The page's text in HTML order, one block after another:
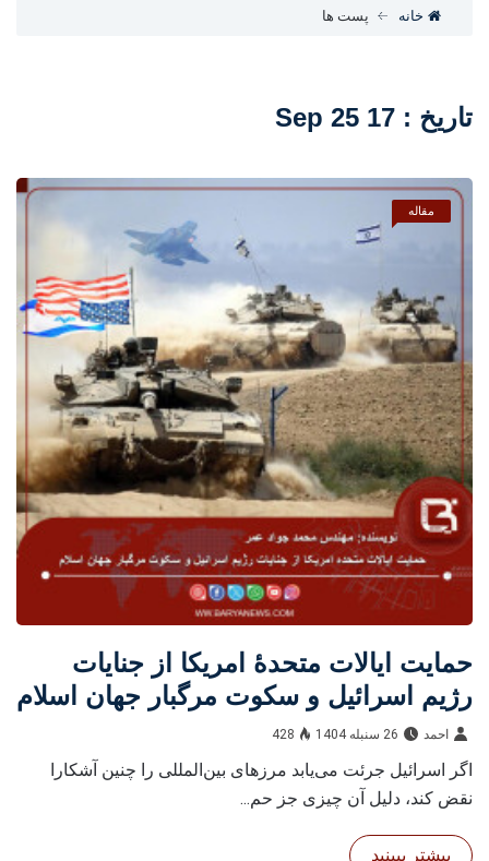
خانه پست ها
تاریخ : 17 Sep 25
مقاله
حمایت ایالات متحدۀ امریکا از جنایات
رژیم اسرائیل و سکوت مرگبار جهان اسلام
احمد 26 سنبله 1404 428
اگر اسرائیل جرئت می‌یابد مرزهای بین‌المللی را چنین آشکارا
نقض کند، دلیل آن چیزی جز حم...
بیشتر ببینید